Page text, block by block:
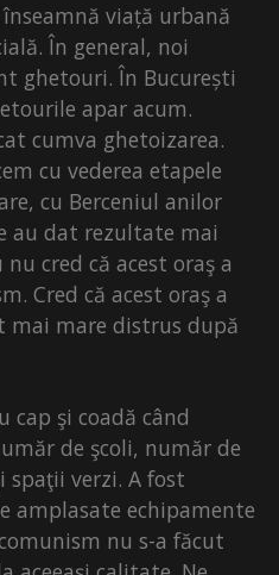
viață urbană
În general, noi
ghetouri. În București
apar acum.
cumva ghetoizarea.
cu vederea etapele
cu Berceniul anilor
au dat rezultate mai
cred că acest oraş a
Cred că acest oraş a
mare distrus după
cap şi coadă când
de şcoli, număr de
spaţii verzi. A fost
amplasate echipamente
nu s-a făcut